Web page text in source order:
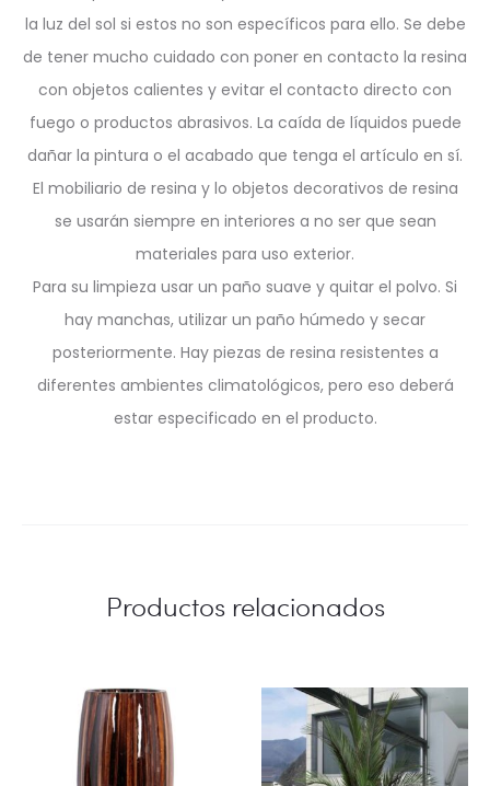
la luz del sol si estos no son específicos para ello. Se debe
de tener mucho cuidado con poner en contacto la resina
con objetos calientes y evitar el contacto directo con
fuego o productos abrasivos. La caída de líquidos puede
dañar la pintura o el acabado que tenga el artículo en sí.
El mobiliario de resina y lo objetos decorativos de resina
se usarán siempre en interiores a no ser que sean
materiales para uso exterior.
Para su limpieza usar un paño suave y quitar el polvo. Si
hay manchas, utilizar un paño húmedo y secar
posteriormente. Hay piezas de resina resistentes a
diferentes ambientes climatológicos, pero eso deberá
estar especificado en el producto.
Productos relacionados